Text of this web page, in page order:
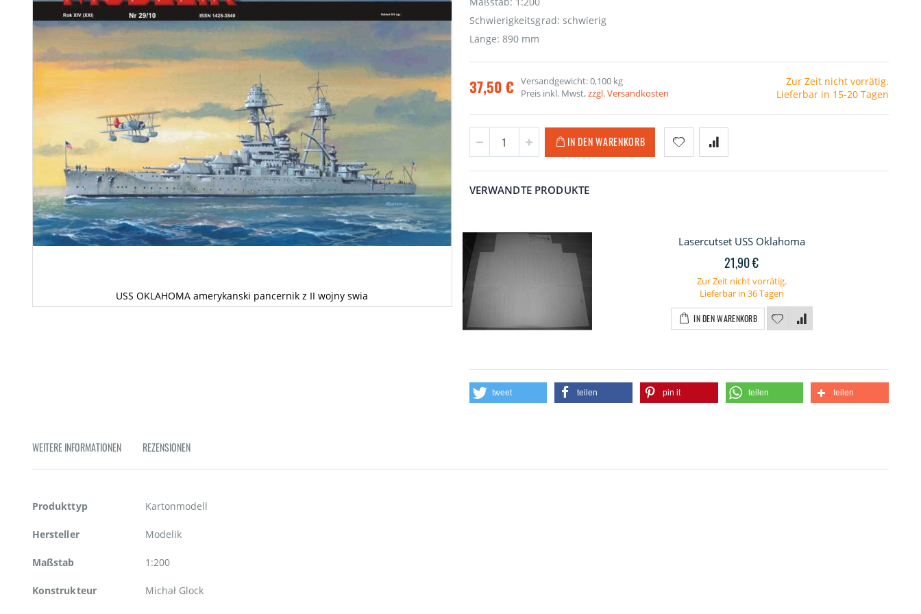
USS OKLAHOMA amerykanski pancernik z II wojny swia
Schwierigkeitsgrad: schwierig
Länge: 890 mm
37,50 € Versandgewicht: 0,100 kg
Preis inkl. Mwst,zzgl. Versandkosten
Zur Zeit nicht vorrätig.
Lieferbar in 15-20 Tagen
IN DEN WARENKORB
VERWANDTE PRODUKTE
Lasercutset USS Oklahoma
21,90 €
Zur Zeit nicht vorrätig.
Lieferbar in 36 Tagen
IN DEN WARENKORB
tweet teilen pin it teilen teilen
WEITERE INFORMATIONEN REZENSIONEN
Weitere
Produkttyp Kartonmodell
Hersteller Modelik
Maßstab 1:200
Konstrukteur Michał Glock